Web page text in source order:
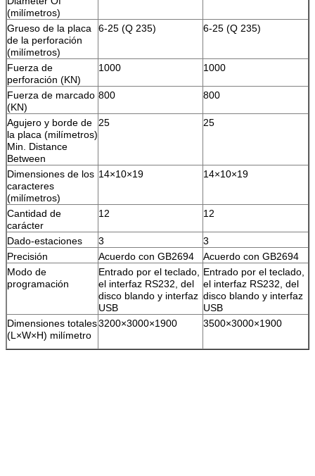
(milímetros)
Grueso de la placa
de la perforación
(milímetros)
6-25 (Q 235) 6-25 (Q 235)
Fuerza de
perforación (KN)
1000 1000
Fuerza de marcado
(KN)
800 800
Agujero y borde de
la placa (milímetros)
Min. Distance
Between
25 25
Dimensiones de los
caracteres
(milímetros)
14×10×19 14×10×19
Cantidad de
carácter
12 12
Dado-estaciones 3
3
Precisión
Acuerdo con GB2694
Acuerdo con GB2694
Modo de
programación
Entrado por el teclado,
el interfaz RS232, del
disco blando y interfaz
USB
Entrado por el teclado,
el interfaz RS232, del
disco blando y interfaz
USB
Dimensiones totales
(L×W×H) milímetro
3200×3000×1900 3500×3000×1900